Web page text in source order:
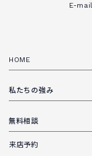
E-
HOME
私たちの強み
無料相談
来店予約